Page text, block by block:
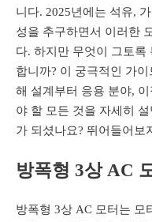
니다. 2025년에는 석유,
성을 추구하면서 이러한
다. 하지만 무엇이 그토록
합니까? 이 궁극적인 가
해 설계부터 응용 분야,
야 할 모든 것을 자세히
가 되셨나요? 뛰어들어보
방폭형 3상 AC
방폭형 3상 AC 모터는 모